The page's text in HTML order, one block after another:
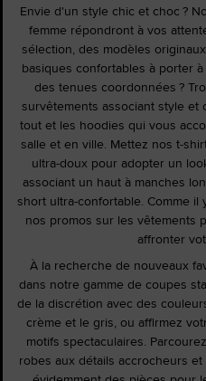
Envie d'un style chic et choc ?
femme répondront à vos
sélection, des modèles
basiques confortables à porter
des tenues coordonnées ?
survêtements associant style
tout et les hoodies qui vous
salle et en ville. Mettez nos t-
ultra-doux pour adopter un
associant un haut à manches
short ultra-confortable. Comme
nos promos sur les vêtements
affronter
À la recherche de nouveaux
dans notre gamme de coupes
de la discrétion avec des
crème et le gris, ou affirmez
motifs spectaculaires.
robes aux détails accrocheurs